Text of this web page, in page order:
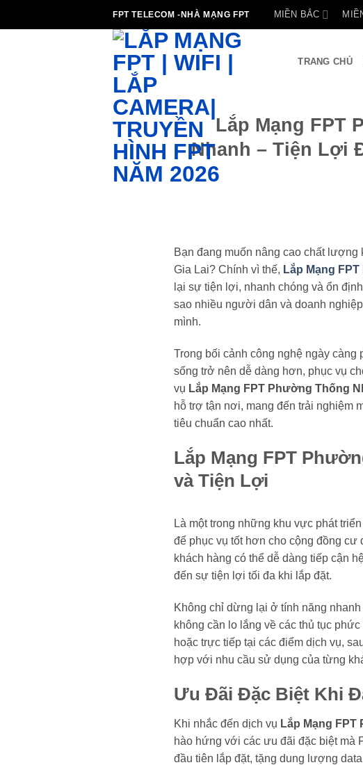
FPT TELECOM -NHÀ MẠNG FPT MIỀN BẮC
TRANG CHỦ
Lắp Mạng FPT
Nhanh – Tiện Lợi
Bạn đang muốn nâng cao chất
Gia Lai? Chính vì thế, Lắp Mạng FPT
lại sự tiện lợi, nhanh chóng và ổn
sao nhiều người dân và doanh
mình.
Trong bối cảnh công nghệ ngày
sống trở nên dễ dàng hơn, phục vụ
vụ Lắp Mạng FPT Phường Thống
hỗ trợ tận nơi, mang đến trải nghiệm
tiêu chuẩn cao nhất.
Lắp Mạng FPT
và Tiện Lợi
Là một trong những khu vực phát
để phục vụ tốt hơn cho cộng đồng cư
khách hàng có thể dễ dàng tiếp cận
đến sự tiện lợi tối đa khi lắp đặt.
Không chỉ dừng lại ở tính năng
không cần lo lắng về các thủ tục
hoặc trực tiếp tại các điểm dịch vụ,
hợp với nhu cầu sử dụng của từng
Ưu Đãi Đặc Biệt Khi
Khi nhắc đến dịch vụ Lắp Mạng
hào hứng với các ưu đãi đặc biệt mà
đầu tiên lắp đặt, tặng dung lượng